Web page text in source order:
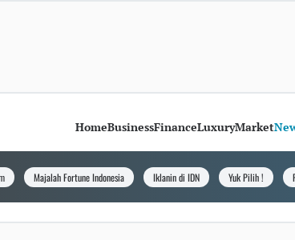
HomeBusinessFinanceLuxuryMarket
Majalah Fortune Indonesia Iklanin di IDN Yuk Pilih !